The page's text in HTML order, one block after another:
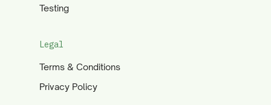
Testing
Legal
Terms & Conditions
Privacy Policy